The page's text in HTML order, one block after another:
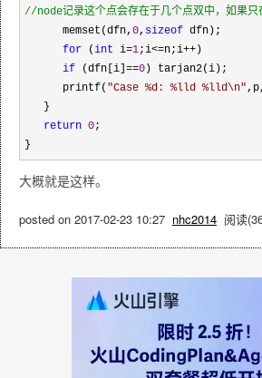
//node记录这个点会存在于几个点双中，如果
      memset(dfn,
0, sizeof dfn);
for (int i=1;i<=n;i++ )
if (dfn[i]==0 ) tarjan2(i);
      printf(
"Case %d: %lld %lld\n"
   }
return 0;
}
大概就是这样。
posted on 2017-02-23 10:27 nhc2014 阅读(